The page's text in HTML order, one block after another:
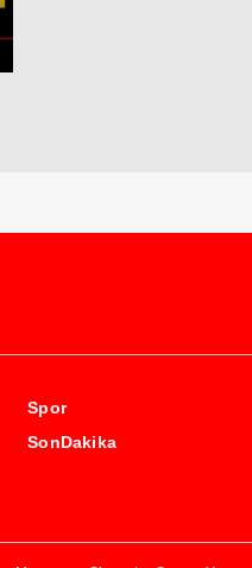
Spor
SonDakika